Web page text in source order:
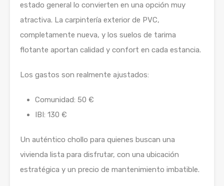
estado general lo convierten en una opción muy
atractiva. La carpintería exterior de PVC,
completamente nueva, y los suelos de tarima
flotante aportan calidad y confort en cada estancia.
Los gastos son realmente ajustados:
Comunidad: 50 €
IBI: 130 €
Un auténtico chollo para quienes buscan una
vivienda lista para disfrutar, con una ubicación
estratégica y un precio de mantenimiento imbatible.